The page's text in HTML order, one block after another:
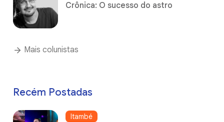
Crônica: O sucesso do astro
Mais colunistas
Recém Postadas
Itambé